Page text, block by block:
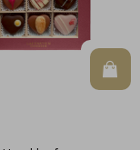
In